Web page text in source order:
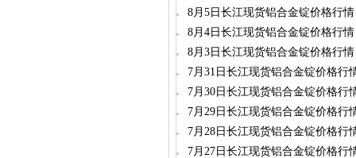
8月5日长江现货铝合金锭价格行情
8月4日长江现货铝合金锭价格行情
8月3日长江现货铝合金锭价格行情
7月31日长江现货铝合金锭价格行
7月30日长江现货铝合金锭价格行
7月29日长江现货铝合金锭价格行
7月28日长江现货铝合金锭价格行
7月27日长江现货铝合金锭价格行